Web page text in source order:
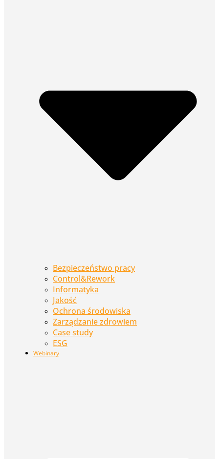
Bezpieczeństwo pracy
Control&Rework
Informatyka
Jakość
Ochrona środowiska
Zarządzanie zdrowiem
Case study
ESG
Webinary